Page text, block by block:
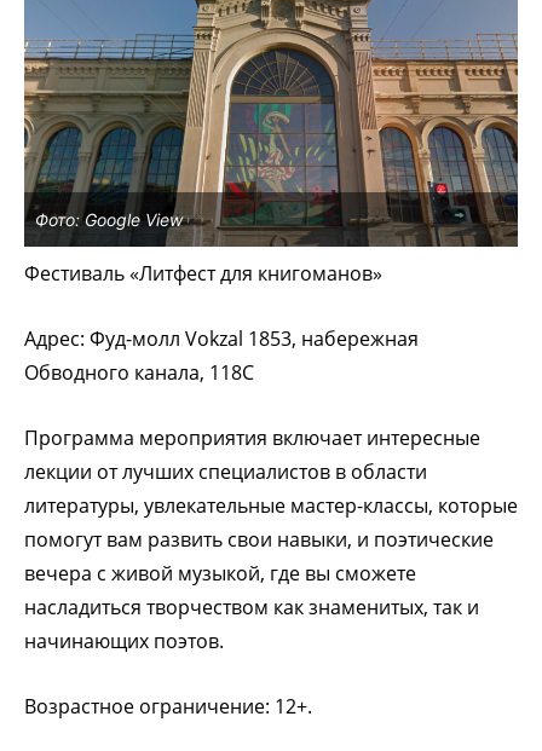
Фото: Google View
Фестиваль «Литфест для книгоманов»
Адрес: Фуд-молл Vokzal 1853, набережная
Обводного канала, 118С
Программа мероприятия включает интересные
лекции от лучших специалистов в области
литературы, увлекательные мастер-классы, которые
помогут вам развить свои навыки, и поэтические
вечера с живой музыкой, где вы сможете
насладиться творчеством как знаменитых, так и
начинающих поэтов.
Возрастное ограничение: 12+.